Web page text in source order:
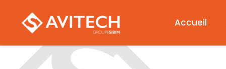
Accueil